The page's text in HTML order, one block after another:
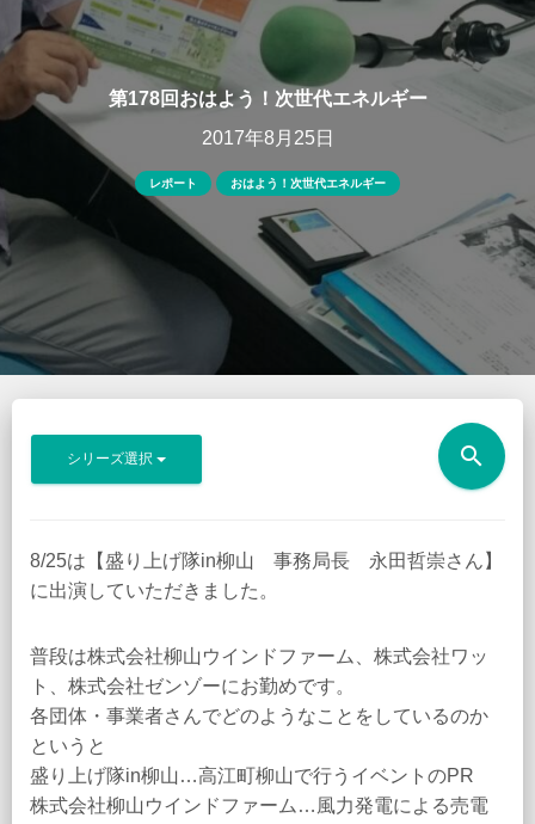
第178回おはよう！次世代エネルギー
2017年8月25日
レポート おはよう！次世代エネルギー
シリーズ選択 search
8/25は【盛り上げ隊in柳山 事務局長 永田哲崇さん】
に出演していただきました。
普段は株式会社柳山ウインドファーム、株式会社ワッ
ト、株式会社ゼンゾーにお勤めです。
各団体・事業者さんでどのようなことをしているのか
というと
盛り上げ隊in柳山…高江町柳山で行うイベントのPR
株式会社柳山ウインドファーム…風力発電による売電